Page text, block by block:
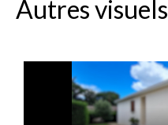
Autres visuels